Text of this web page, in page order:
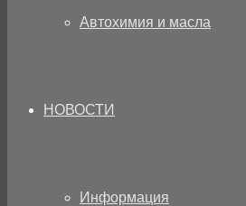
Автохимия и масла
НОВОСТИ
Информация